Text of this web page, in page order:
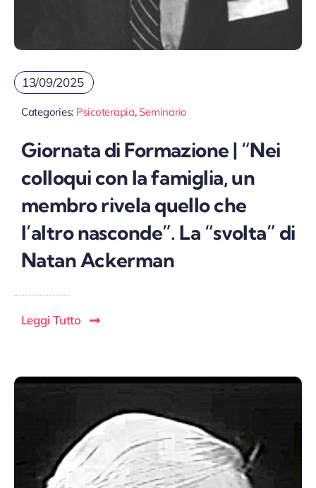
13/09/2025
Categories: Psicoterapia, Seminario
Giornata di Formazione | “Nei
colloqui con la famiglia, un
membro rivela quello che
l’altro nasconde”. La “svolta” di
Natan Ackerman
Leggi Tutto